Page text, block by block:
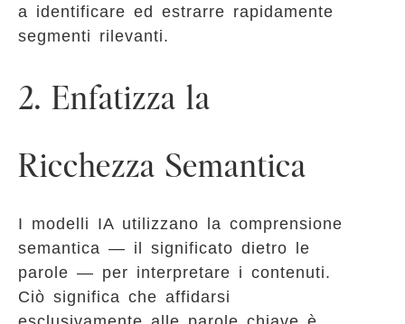
a identificare ed estrarre rapidamente
segmenti rilevanti.
2. Enfatizza la
Ricchezza Semantica
I modelli IA utilizzano la comprensione
semantica — il significato dietro le
parole — per interpretare i contenuti.
Ciò significa che affidarsi